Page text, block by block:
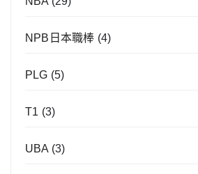
NPB日本職棒 (4)
PLG (5)
T1 (3)
UBA (3)